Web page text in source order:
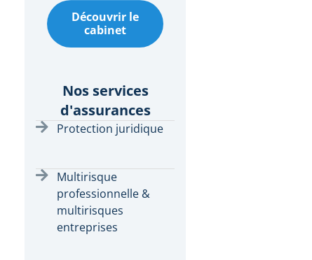
Découvrir le
cabinet
Nos services
d'assurances
Protection juridique
Multirisque
professionnelle &
multirisques
entreprises